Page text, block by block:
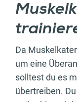
Da
um eine
solltest du es
übertreiben.